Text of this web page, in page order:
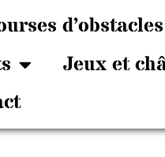
d’obstacles
Jeux et